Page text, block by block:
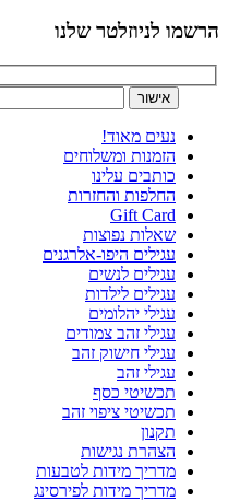
הרשמו לניוזלטר שלנו
נעים מאוד!
הזמנות ומשלוחים
כותבים עלינו
החלפות והחזרות
Gift Card
שאלות נפוצות
עגילים היפו-אלרגנים
עגילים לנשים
עגילים לילדות
עגילי יהלומים
עגילי זהב צמודים
עגילי חישוק זהב
עגילי זהב
תכשיטי כסף
תכשיטי ציפוי זהב
תקנון
הצהרת נגישות
מדריך מידות לטבעות
מדריך מידות לפירסינג